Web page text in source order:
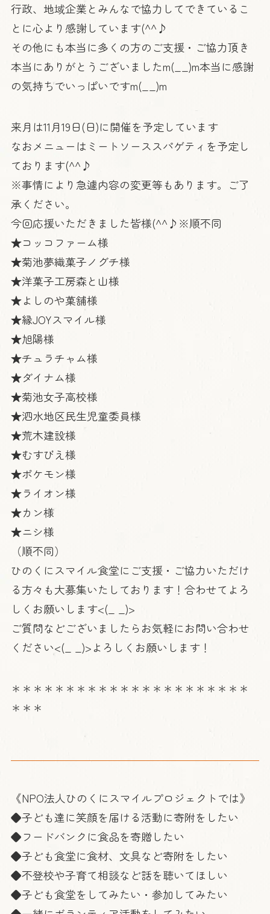
行政、地域企業とみんなで協力してできているこ
とに心より感謝しています(^^♪
その他にも本当に多くの方のご支援・ご協力頂き
本当にありがとうございましたm(__)m本当に感謝
の気持ちでいっぱいですm(__)m
来月は11月19日(日)に開催を予定しています
なおメニューはミートソーススパゲティを予定し
ております(^^♪
※事情により急遽内容の変更等もあります。ご了
承ください。
今回応援いただきました皆様(^^♪※順不同
★コッコファーム様
★菊池夢織菓子ノグチ様
★洋菓子工房森と山様
★よしのや菓舗様
★縁JOYスマイル様
★旭陽様
★チュラチャム様
★ダイナム様
★菊池女子高校様
★泗水地区民生児童委員様
★荒木建設様
★むすびえ様
★ポケモン様
★ライオン様
★カン様
★ニシ様
（順不同）
ひのくにスマイル食堂にご支援・ご協力いただけ
る方々も大募集いたしております！合わせてよろ
しくお願いします<(_ _)>
ご質問などございましたらお気軽にお問い合わせ
ください<(_ _)>よろしくお願いします！
＊＊＊＊＊＊＊＊＊＊＊＊＊＊＊＊＊＊＊＊＊＊
＊＊＊
《NPO法人ひのくにスマイルプロジェクトでは》
◆子ども達に笑顔を届ける活動に寄附をしたい
◆フードバンクに食品を寄贈したい
◆子ども食堂に食材、文具など寄附をしたい
◆不登校や子育て相談など話を聴いてほしい
◆子ども食堂をしてみたい・参加してみたい